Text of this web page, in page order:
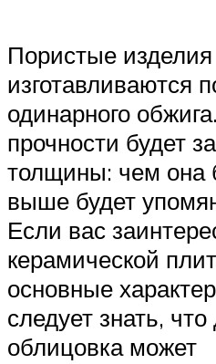
Пористые изделия
изготавливаются
одинарного
прочности будет
толщины: чем она
выше будет
Если вас
керамической
основные
следует знать,
облицовка может